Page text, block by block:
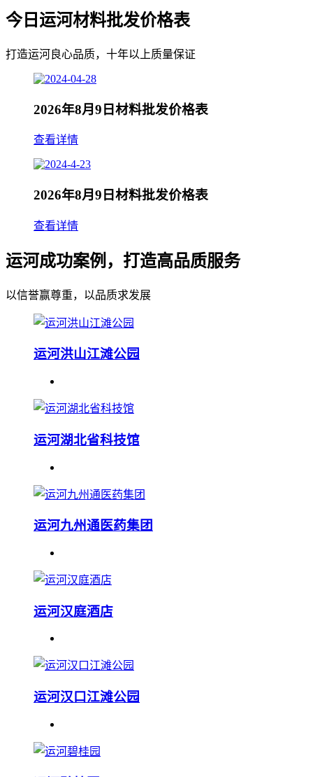
今日运河材料批发价格表
打造运河良心品质，十年以上质量保证
2026年8月9日材料批发价格表
查看详情
2026年8月9日材料批发价格表
查看详情
运河成功案例，打造高品质服务
以信誉赢尊重，以品质求发展
运河洪山江滩公园
运河湖北省科技馆
运河九州通医药集团
运河汉庭酒店
运河汉口江滩公园